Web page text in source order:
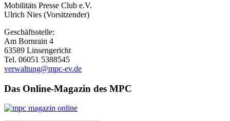
Mobilitäts Presse Club e.V.
Ulrich Nies (Vorsitzender)
Geschäftsstelle:
Am Bornrain 4
63589 Linsengericht
Tel. 06051 5388545
verwaltung@mpc-ev.de
Das Online-Magazin des MPC